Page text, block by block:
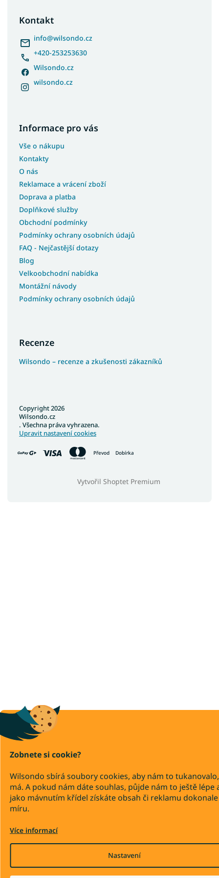
Zobnete si cookie?
Wilsondo sbírá soubory cookies, aby nám to
má. A pokud nám dáte souhlas, půjde nám to ještě lépe
jako mávnutím křídel získáte obsah či reklamu
míru.
Více informací
Nastavení
Kontakt
info@wilsondo.cz
+420-253253630
Wilsondo.cz
wilsondo.cz
Informace pro vás
Vše o nákupu
Kontakty
O nás
Reklamace a vrácení zboží
Doprava a platba
Doplňkové služby
Obchodní podmínky
Podmínky ochrany osobních údajů
FAQ - Nejčastější dotazy
Blog
Velkoobchodní nabídka
Montážní návody
Podmínky ochrany osobních údajů
Recenze
Wilsondo – recenze a zkušenosti zákazníků
Převod Dobírka
Vytvořil Shoptet Premium
Copyright 2026
Wilsondo.cz
. Všechna práva vyhrazena.
Upravit nastavení cookies